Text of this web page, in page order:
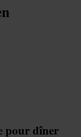
pour dîner